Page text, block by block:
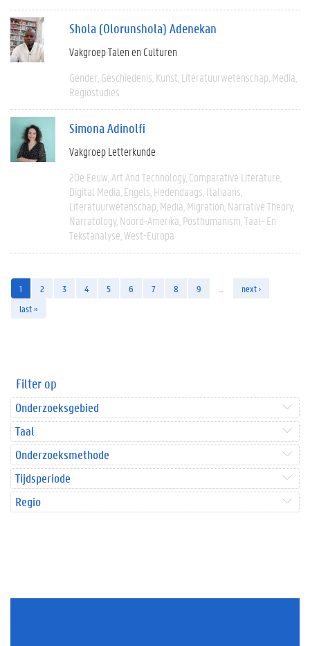
Shola (Olorunshola) Adenekan
Vakgroep Talen en Culturen
Gender Geschiedenis Kunst Literatuurwetenschap Media
Regiostudies
Simona Adinolfi
Vakgroep Letterkunde
20e Eeuw Art And Technology Comparative Literature
Digital Media Engels Hedendaags Italiaans
Literatuurwetenschap Media Migration Narrative Theory
Narratology Noord-Amerika Posthumanism Taal- En
Tekstanalyse West-Europa
1 2 3 4 5 6 7 8 9
next ›
last »
Filter op
Onderzoeksgebied
Taal
Onderzoeksmethode
Tijdsperiode
Regio